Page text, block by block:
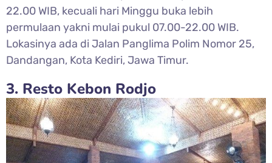
22.00 WIB, kecuali hari Minggu buka lebih
permulaan yakni mulai pukul 07.00-22.00 WIB.
Lokasinya ada di Jalan Panglima Polim Nomor 25,
Dandangan, Kota Kediri, Jawa Timur.
3. Resto Kebon Rodjo